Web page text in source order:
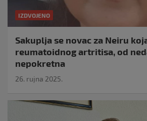
IZDVOJENO
Sakuplja se novac za Neiru
reumatoidnog artritisa, od
nepokretna
26. rujna 2025.